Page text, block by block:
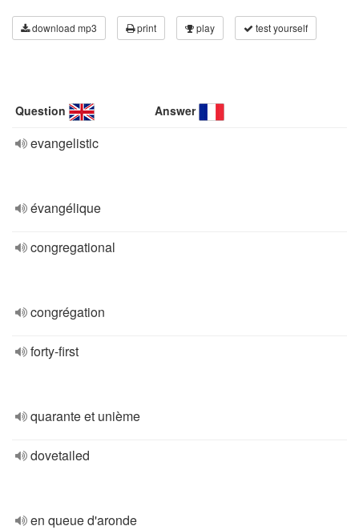
download mp3 print play test yourself
Question Answer
evangelistic
évangélique
congregational
congrégation
forty-first
quarante et unième
dovetailed
en queue d'aronde